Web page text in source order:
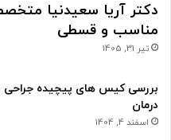
دکتر آریا سعیدنیا
مناسب و قسطی
تیر 31, 1405
بررسی کیس های پیچیده جراحی
درمان
اسفند 4, 1404